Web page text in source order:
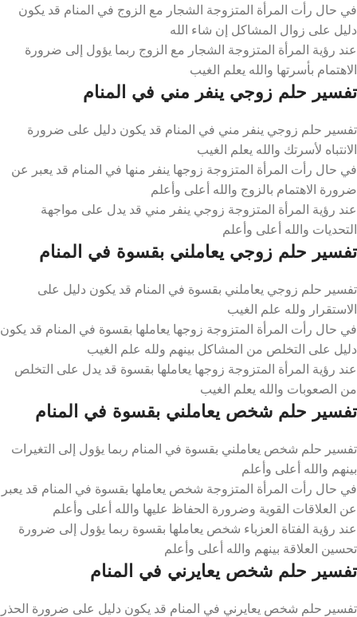
في حال رأت المرأة المتزوجة الشجار مع الزوج في المنام قد يكون
دليل على زوال المشاكل إن شاء الله
عند رؤية المرأة المتزوجة الشجار مع الزوج ربما يؤول إلى ضرورة
الاهتمام بأسرتها والله يعلم الغيب
تفسير حلم زوجي ينفر مني في المنام
تفسير حلم زوجي ينفر مني في المنام قد يكون دليل على ضرورة
الانتباه لأسرتك والله يعلم الغيب
في حال رأت المرأة المتزوجة زوجها ينفر منها في المنام قد يعبر عن
ضرورة الاهتمام بالزوج والله أعلى وأعلم
عند رؤية المرأة المتزوجة زوجي ينفر مني قد يدل على مواجهة
التحديات والله أعلى وأعلم
تفسير حلم زوجي يعاملني بقسوة في المنام
تفسير حلم زوجي يعاملني بقسوة في المنام قد يكون دليل على
الاستقرار ولله علم الغيب
في حال رأت المرأة المتزوجة زوجها يعاملها بقسوة في المنام قد يكون
دليل على التخلص من المشاكل بينهم ولله علم الغيب
عند رؤية المرأة المتزوجة زوجها يعاملها بقسوة قد يدل على التخلص
من الصعوبات والله يعلم الغيب
تفسير حلم شخص يعاملني بقسوة في المنام
تفسير حلم شخص يعاملني بقسوة في المنام ربما يؤول إلى التغيرات
بينهم والله أعلى وأعلم
في حال رأت المرأة المتزوجة شخص يعاملها بقسوة في المنام قد يعبر
عن العلاقات القوية وضرورة الحفاظ عليها والله أعلى وأعلم
عند رؤية الفتاة العزباء شخص يعاملها بقسوة ربما يؤول إلى ضرورة
تحسين العلاقة بينهم والله أعلى وأعلم
تفسير حلم شخص يعايرني في المنام
تفسير حلم شخص يعايرني في المنام قد يكون دليل على ضرورة الحذر